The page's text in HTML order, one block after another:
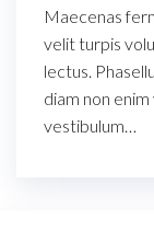
Maecenas
velit turpis
lectus.
diam non
vestibulum…